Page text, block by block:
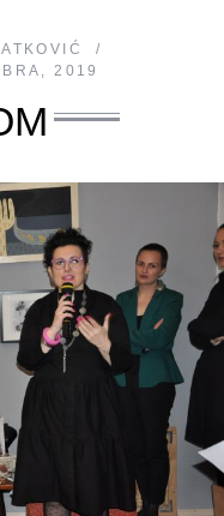
2019